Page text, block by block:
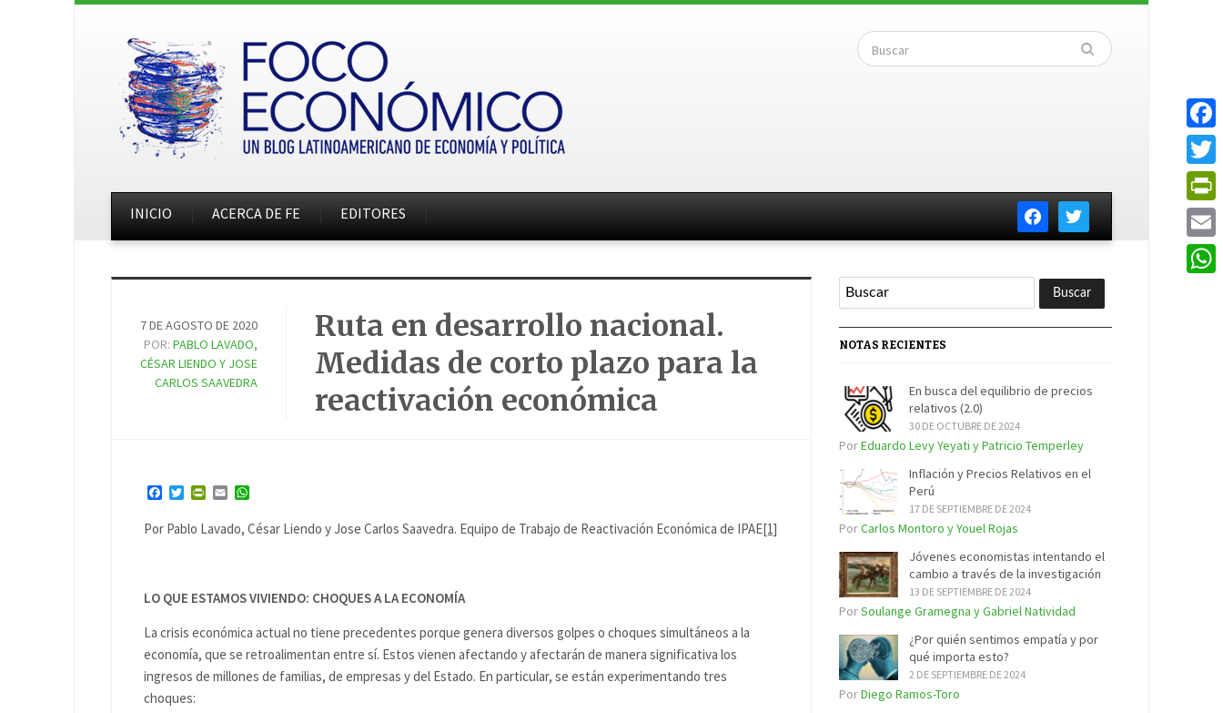
facebooktwitter
INICIO ACERCA DE FE EDITORES
7 DE AGOSTO DE 2020
POR:PABLO LAVADO,
CÉSAR LIENDO Y JOSE
CARLOS SAAVEDRA
Ruta en desarrollo nacional.
Medidas de corto plazo para la
reactivación económica
Facebook
TwitterPrintFriendly
Email
Por Pablo Lavado, César Liendo y Jose Carlos Saavedra. Equipo de Trabajo de Reactivación Económica de IPAE[1]
LO QUE ESTAMOS VIVIENDO: CHOQUES A LA ECONOMÍA
La crisis económica actual no tiene precedentes porque genera diversos golpes o choques simultáneos a la
economía, que se retroalimentan entre sí. Estos vienen afectando y afectarán de manera significativa los
ingresos de millones de familias, de empresas y del Estado. En particular, se están experimentando tres
choques:
NOTAS RECIENTES
En busca del equilibrio de precios
relativos (2.0)
30 DE OCTUBRE DE 2024
PorEduardo Levy Yeyati y Patricio Temperley
Inflación y Precios Relativos en el
Perú
17 DE SEPTIEMBRE DE 2024
PorCarlos Montoro y Youel Rojas
Jóvenes economistas intentando el
cambio a través de la investigación
13 DE SEPTIEMBRE DE 2024
PorSoulange Gramegna y Gabriel Natividad
¿Por quién sentimos empatía y por
qué importa esto?
2 DE SEPTIEMBRE DE 2024
PorDiego Ramos-Toro
Email